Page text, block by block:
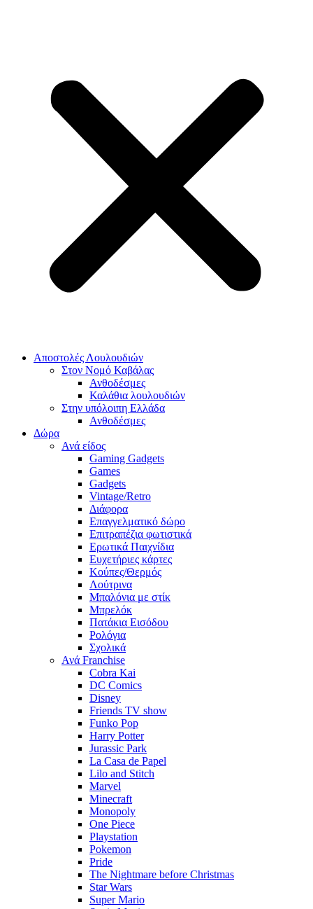
Αποστολές Λουλουδιών
Στον Νομό Καβάλας
Ανθοδέσμες
Καλάθια λουλουδιών
Στην υπόλοιπη Ελλάδα
Ανθοδέσμες
Δώρα
Ανά είδος
Gaming Gadgets
Games
Gadgets
Vintage/Retro
Διάφορα
Επαγγελματικό δώρο
Επιτραπέζια φωτιστικά
Ερωτικά Παιχνίδια
Ευχετήριες κάρτες
Κούπες/Θερμός
Λούτρινα
Μπαλόνια με στίκ
Μπρελόκ
Πατάκια Εισόδου
Ρολόγια
Σχολικά
Ανά Franchise
Cobra Kai
DC Comics
Disney
Friends TV show
Funko Pop
Harry Potter
Jurassic Park
La Casa de Papel
Lilo and Stitch
Marvel
Minecraft
Monopoly
One Piece
Playstation
Pokemon
Pride
The Nightmare before Christmas
Star Wars
Super Mario